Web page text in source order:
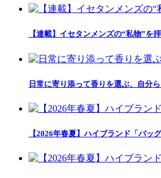
【連載】イセタンメンズの“私物”を
日常に寄り添って香りを選ぶ、自分
【2026年春夏】ハイブランド「バッ